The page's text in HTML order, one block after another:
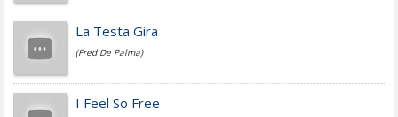
Fedez
Simone Cristicchi
La Testa Gira
(Fred De Palma)
I Feel So Free